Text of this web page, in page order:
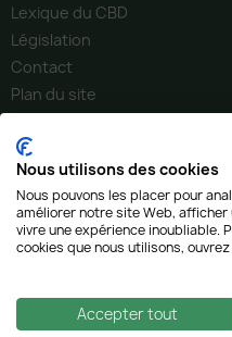
Lexique du CBD
Législation
Contact
Plan du site
notre Société
Avec Le Point Chanvre,
européennes de cannabidiol
formats.
01 43 60 56 73
Nous utilisons des cookies
Nous pouvons les placer pour
améliorer notre site Web,
vivre une expérience inoubliable.
cookies que nous utilisons,
Accepter tout